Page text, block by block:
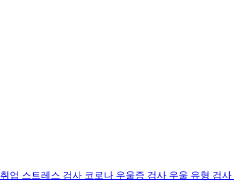
취업 스트레스 검사 코로나 우울증 검사 우울 유형 검사